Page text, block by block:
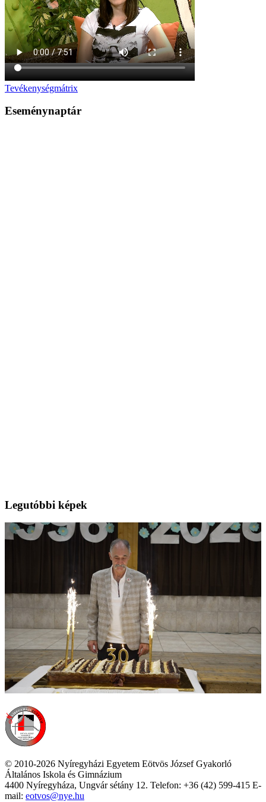
Tevékenységmátrix
Eseménynaptár
Legutóbbi képek
© 2010-2026 Nyíregyházi Egyetem Eötvös József Gyakorló
Általános Iskola és Gimnázium
4400 Nyíregyháza, Ungvár sétány 12. Telefon: +36 (42) 599-415 E-
mail: eotvos@nye.hu